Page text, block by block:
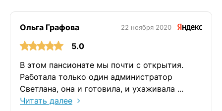
Ольга Графова 22 ноября 2020
5.0
В этом пансионате мы почти с открытия.
Работала только один администратор
Светлана, она и готовила, и ухаживала ...
Читать далее